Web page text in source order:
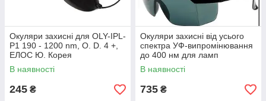
Окуляри захисні для OLY-IPL-
P1 190 - 1200 nm, O. D. 4 +,
ЕЛОС Ю. Корея
В наявності
245 ₴
Окуляри захисні від усього
спектра УФ-випромінювання
до 400 нм для ламп
"САПФІР", "ПСОРОЛАЙТ",
"psoroVIT"
В наявності
735 ₴